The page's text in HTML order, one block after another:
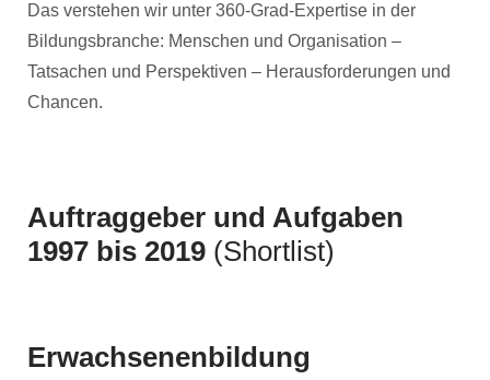
Das verstehen wir unter 360-Grad-Expertise in der
Bildungsbranche: Menschen und Organisation –
Tatsachen und Perspektiven – Herausforderungen und
Chancen.
Auftraggeber und Aufgaben
1997 bis 2019 (Shortlist)
Erwachsenenbildung